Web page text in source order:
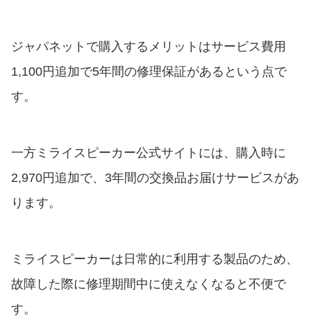
ジャパネットで購入するメリットはサービス費用
1,100円追加で5年間の修理保証があるという点で
す。
一方ミライスピーカー公式サイトには、購入時に
2,970円追加で、3年間の交換品お届けサービスがあ
ります。
ミライスピーカーは日常的に利用する製品のため、
故障した際に修理期間中に使えなくなると不便で
す。